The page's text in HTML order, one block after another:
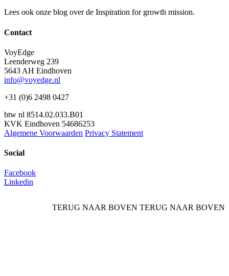
Lees ook onze blog over de Inspiration for growth mission.
Contact
VoyEdge
Leenderweg 239
5643 AH Eindhoven
info@voyedge.nl
+31 (0)6 2498 0427
btw nl 8514.02.033.B01
KVK Eindhoven 54686253
Algemene Voorwaarden Privacy Statement
Social
Facebook
Linkedin
TERUG NAAR BOVEN TERUG NAAR BOVEN